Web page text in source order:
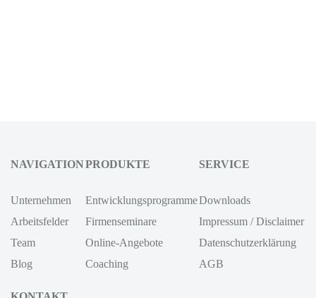
NAVIGATION
Unternehmen
Arbeitsfelder
Team
Blog
PRODUKTE
Entwicklungsprogramme
Firmenseminare
Online-Angebote
Coaching
SERVICE
Downloads
Impressum / Disclaimer
Datenschutzerklärung
AGB